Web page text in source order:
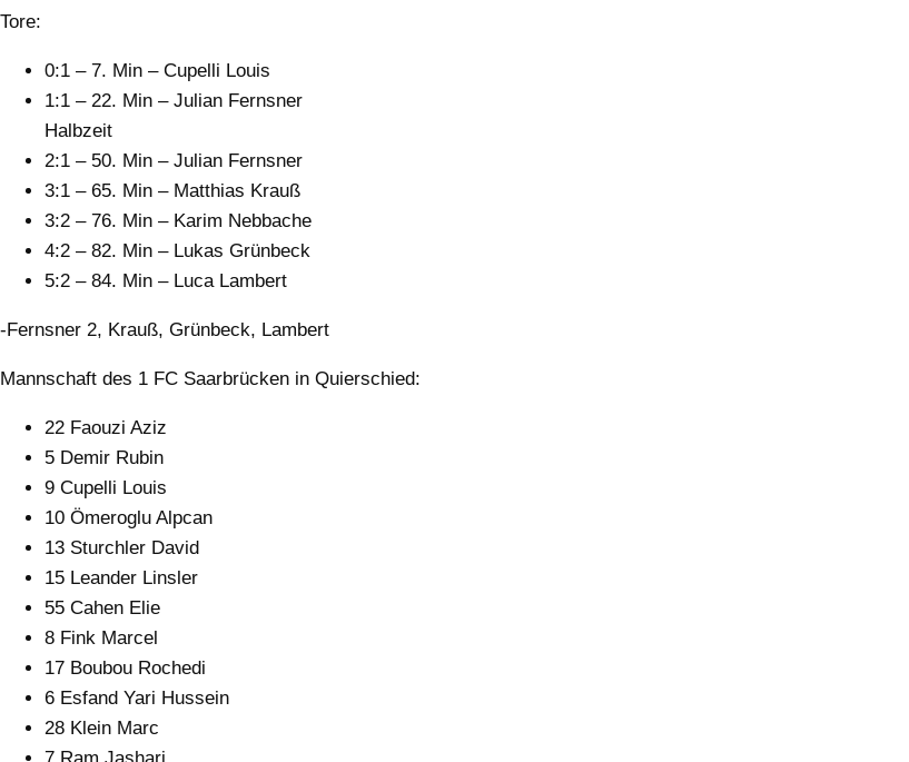
Tore:
0:1 – 7. Min – Cupelli Louis
1:1 – 22. Min – Julian Fernsner
Halbzeit
2:1 – 50. Min – Julian Fernsner
3:1 – 65. Min – Matthias Krauß
3:2 – 76. Min – Karim Nebbache
4:2 – 82. Min – Lukas Grünbeck
5:2 – 84. Min – Luca Lambert
-Fernsner 2, Krauß, Grünbeck, Lambert
Mannschaft des 1 FC Saarbrücken in Quierschied:
22 Faouzi Aziz
5 Demir Rubin
9 Cupelli Louis
10 Ömeroglu Alpcan
13 Sturchler David
15 Leander Linsler
55 Cahen Elie
8 Fink Marcel
17 Boubou Rochedi
6 Esfand Yari Hussein
28 Klein Marc